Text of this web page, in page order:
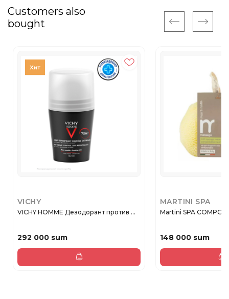
Customers also
bought
VICHY
VICHY HOMME Дезодорант против ...
292 000 sum
MARTINI SPA
Martini SPA
148 000 sum